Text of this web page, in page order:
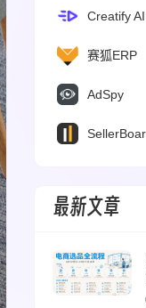
Creatify AI
赛狐ERP
AdSpy
最新文章